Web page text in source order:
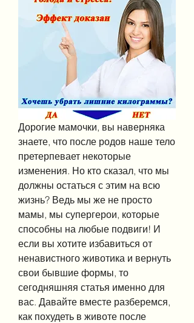
Дорогие мамочки, вы наверняка
знаете, что после родов наше тело
претерпевает некоторые
изменения. Но кто сказал, что мы
должны остаться с этим на всю
жизнь? Ведь мы же не просто
мамы, мы супергерои, которые
способны на любые подвиги! И
если вы хотите избавиться от
ненавистного животика и вернуть
свои бывшие формы, то
сегодняшняя статья именно для
вас. Давайте вместе разберемся,
как похудеть в животе после